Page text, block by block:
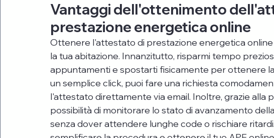
Vantaggi dell'ottenimento
prestazione energetica online
Ottenere l'attestato di prestazione energetica
la tua abitazione. Innanzitutto, risparmi tempo
appuntamenti e spostarti fisicamente per ottenere
un semplice click, puoi fare una richiesta
l'attestato direttamente via email. Inoltre, grazie alla
possibilità di monitorare lo stato di avanzamento
senza dover attendere lunghe code o rischiare